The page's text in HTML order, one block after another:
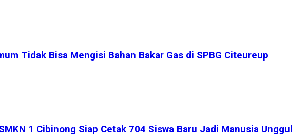
Tidak Bisa Mengisi Bahan Bakar Gas di SPBG Citeureup
1 Cibinong Siap Cetak 704 Siswa Baru Jadi Manusia Unggul